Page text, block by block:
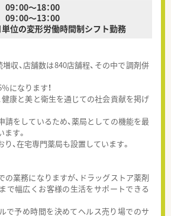
：00～18：00
00～13：00
位の変形労働時間制シフト勤務
収、店舗数は840店舗程、その中で調剤併
になります！
康と美と衛生を通じての社会貢献を掲げ
をしているため、薬局としての機能を最
す。
、在宅専門薬局も設置しています。
業務になりますが、ドラッグストア薬剤
で幅広くお客様の生活をサポートできる
で予め時間を決めてヘルス売り場でのサ